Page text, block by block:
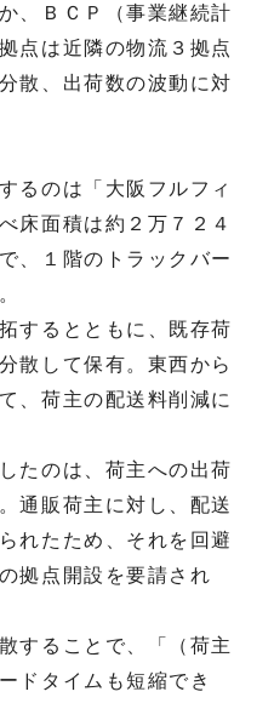
、ＢＣＰ（事業継続計
点は近隣の物流３拠点
散、出荷数の波動に対
るのは「大阪フルフィ
床面積は約２万７２４
、１階のトラックバー
するとともに、既存荷
散して保有。東西から
、荷主の配送料削減に
たのは、荷主への出荷
通販荷主に対し、配送
れたため、それを回避
拠点開設を要請され
することで、「（荷主
ドタイムも短縮でき